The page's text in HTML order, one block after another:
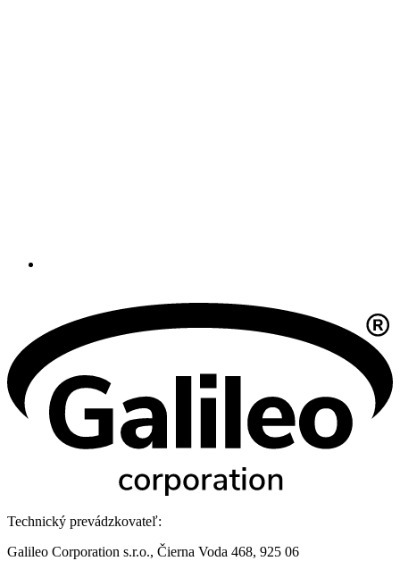
Technický prevádzkovateľ:
Galileo Corporation s.r.o., Čierna Voda 468, 925 06